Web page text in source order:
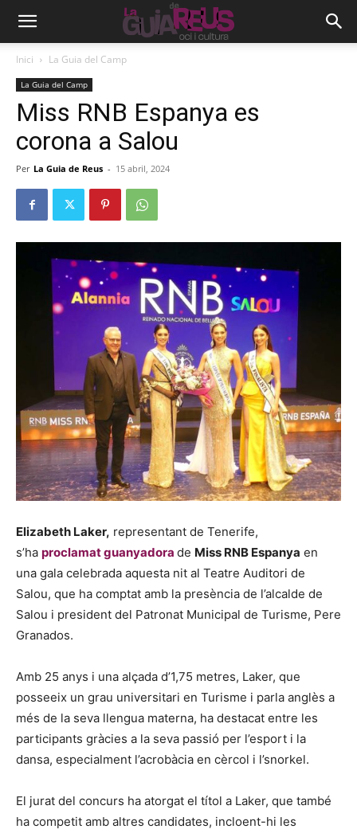
Inici La Guia del Camp
La Guia del Camp
Miss RNB Espanya es
corona a Salou
Per La Guia de Reus - 15 abril, 2024
Elizabeth Laker, representant de Tenerife,
s’ha proclamat guanyadora de Miss RNB Espanya en
una gala celebrada aquesta nit al Teatre Auditori de
Salou, que ha comptat amb la presència de l’alcalde de
Salou i president del Patronat Municipal de Turisme, Pere
Granados.
Amb 25 anys i una alçada d’1,75 metres, Laker, que
posseeix un grau universitari en Turisme i parla anglès a
més de la seva llengua materna, ha destacat entre les
participants gràcies a la seva passió per l’esport i la
dansa, especialment l’acrobàcia en cèrcol i l’snorkel.
El jurat del concurs ha atorgat el títol a Laker, que també
ha competit amb altres candidates, incloent-hi les